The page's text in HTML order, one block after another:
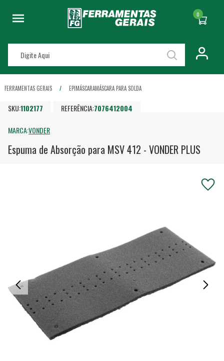
0
FERRAMENTAS GERAIS EPIMÁSCARAMÁSCARA PARA SOLDA
SKU:1102177 REFERÊNCIA:7076412004
MARCA:VONDER
Espuma de Absorção para MSV 412 - VONDER PLUS